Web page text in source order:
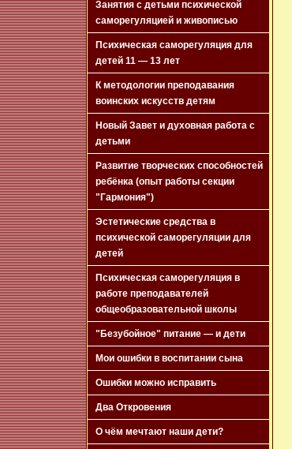
Занятия с детьми психической
саморегуляцией и живописью
Психическая саморегуляция для
детей 11 — 13 лет
К методологии преподавания
воинских искусств детям
Новый Завет и духовная работа с
детьми
Развитие творческих способностей
ребёнка (опыт работы секции
"Гармония")
Эстетические средства в
психической саморегуляции для
детей
Психическая саморегуляция в
работе преподавателей
общеобразовательной школы
"Безубойное" питание — и дети
Мои ошибки в воспитании сына
Ошибки можно исправить
Два Откровения
О чём мечтают наши дети?